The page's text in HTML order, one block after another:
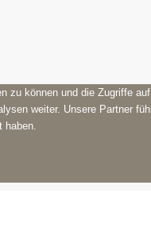
können und die Zugriffe
weiter. Unsere Partner